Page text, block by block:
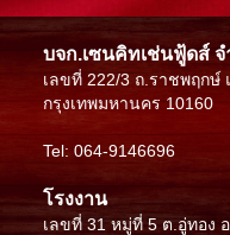
บจก.เซนคิทเช่นฟู้ดส์
เลขที่ 222/3 ถ.ราชพฤกษ์
กรุงเทพมหานคร 10160
Tel: 064-9146696
โรงงาน
เลขที่ 31 หมู่ที่ 5 ต.อู่ทอง